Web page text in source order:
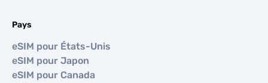
Pays
eSIM pour États-Unis
eSIM pour Japon
eSIM pour Canada